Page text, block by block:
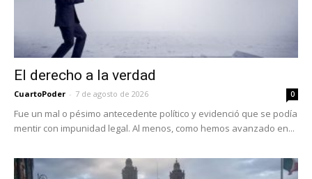
El derecho a la verdad
CuartoPoder - 7 de agosto de 2026 0
Fue un mal o pésimo antecedente político y evidenció que se podía
mentir con impunidad legal. Al menos, como hemos avanzado en...